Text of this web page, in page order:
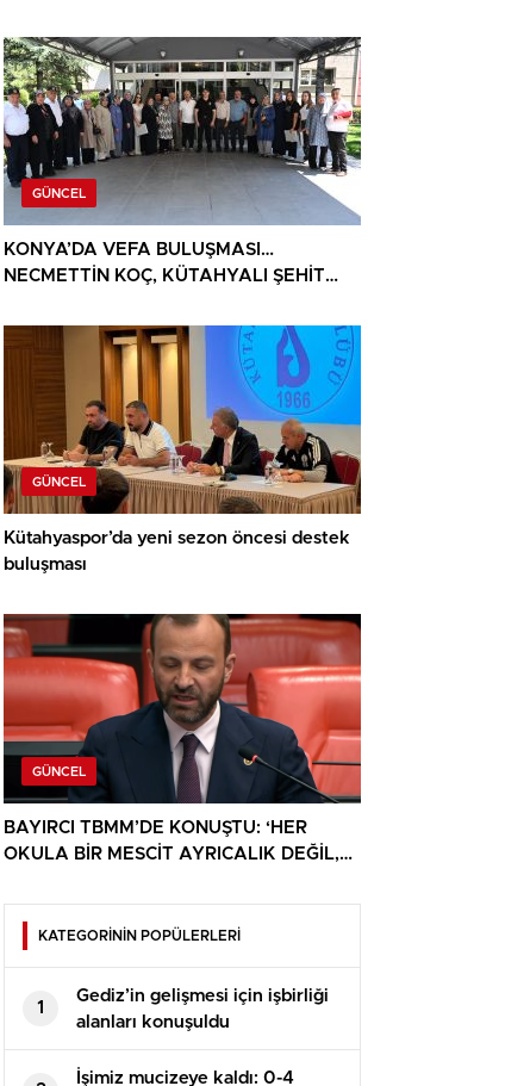
GÜNCEL
KONYA’DA VEFA BULUŞMASI…
NECMETTİN KOÇ, KÜTAHYALI ŞEHİT
GÜNCEL
Kütahyaspor’da yeni sezon öncesi destek
buluşması
GÜNCEL
BAYIRCI TBMM’DE KONUŞTU: ‘HER
OKULA BİR MESCİT AYRICALIK DEĞİL,
KATEGORİNİN POPÜLERLERİ
1
Gediz’in gelişmesi için işbirliği
alanları konuşuldu
İşimiz mucizeye kaldı: 0-4